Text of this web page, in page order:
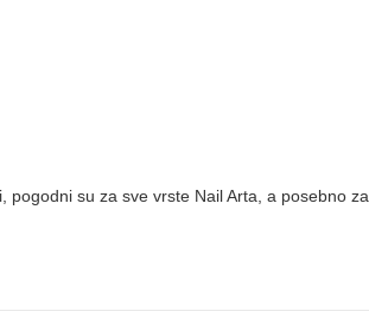
su za sve vrste Nail Arta, a posebno za